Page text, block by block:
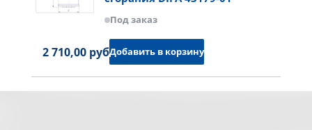
Под заказ
2 710,00 руб.Добавить в корзину